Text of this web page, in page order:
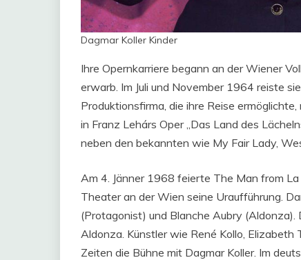
Dagmar Koller Kinder
Ihre Opernkarriere begann an der Wiener
erwarb. Im Juli und November 1964 reiste
Produktionsfirma, die ihre Reise
in Franz Lehárs Oper „Das Land des
neben den bekannten wie My Fair Lady,
Am 4. Jänner 1968 feierte The Man from
Theater an der Wien seine Uraufführung.
(Protagonist) und Blanche Aubry (Aldonza).
Aldonza. Künstler wie René Kollo, Elizabeth
Zeiten die Bühne mit Dagmar Koller. Im